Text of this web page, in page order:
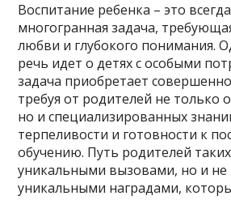
Воспитание ребенка – это
многогранная задача,
любви и глубокого понимания.
речь идет о детях с особыми
задача приобретает
требуя от родителей не только
но и специализированных
терпеливости и готовности к
обучению. Путь родителей
уникальными вызовами, но и не
уникальными наградами,